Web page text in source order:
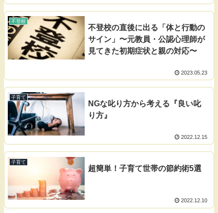
不登校
不登校の直後に出る「体と行動の
サイン」〜元教員・公認心理師が
見てきた初期症状と親の対応〜
2023.05.23
子育て
NGな叱り方から考える『良い叱
り方』
2022.12.15
子育て
超簡単！子育て世帯の節約術5選
2022.12.10